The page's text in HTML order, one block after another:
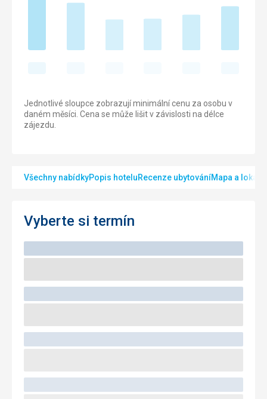
Jednotlivé sloupce zobrazují minimální cenu za osobu v
daném měsíci. Cena se může lišit v závislosti na délce
zájezdu.
Všechny nabídkyPopis hoteluRecenze ubytováníMapa a
Vyberte si termín